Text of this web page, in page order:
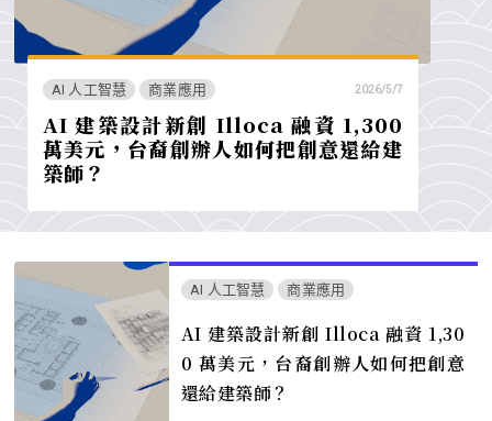
AI 人工智慧 商業應用 2026/5/7
AI 建築設計新創 Illoca 融資 1,300
萬美元，台裔創辦人如何把創意還給建
築師？
AI 人工智慧 商業應用
AI 建築設計新創 Illoca 融資 1,30
0 萬美元，台裔創辦人如何把創意
還給建築師？